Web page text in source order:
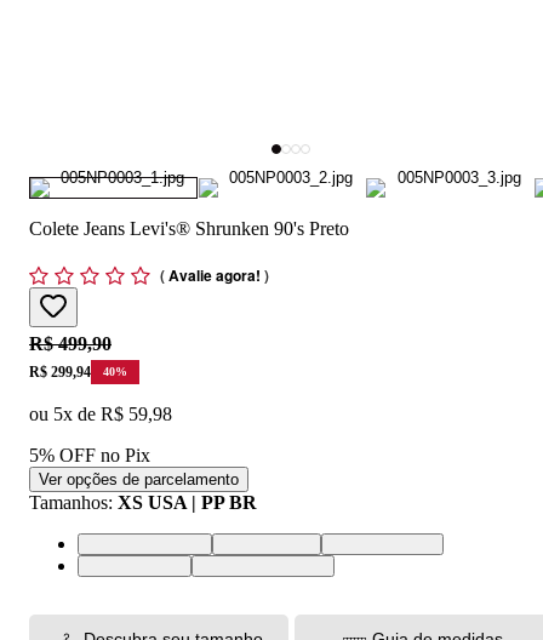
Colete Jeans Levi's® Shrunken 90's Preto
(Avalie agora! )
Original price:
R$ 499,90
Price:
R$ 299,94 40%
ou 5x de R$ 59,98
5% OFF no Pix
Ver opções de parcelamento
Tamanhos: XS USA | PP BR
XS USA | PP BRS USA | P BRM USA | M BR
L USA | G BRXL USA | GG BR